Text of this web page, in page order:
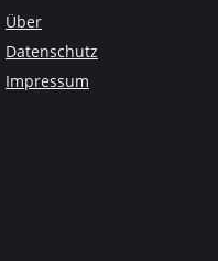
Über
Datenschutz
Impressum